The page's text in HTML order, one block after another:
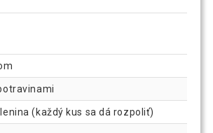
(každý kus sa dá rozpoliť)